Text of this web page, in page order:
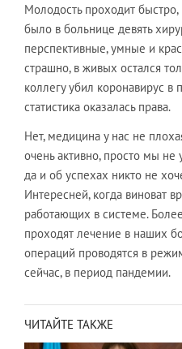
Молодость проходит быстро,
было в больнице девять
перспективные, умные и
страшно, в живых остался
коллегу убил коронавирус в
статистика оказалась права.
Нет, медицина у нас не
очень активно, просто мы не
да и об успехах никто не
Интересней, когда виноват
работающих в системе.
проходят лечение в наших
операций проводятся в
сейчас, в период пандемии.
ЧИТАЙТЕ ТАКЖЕ